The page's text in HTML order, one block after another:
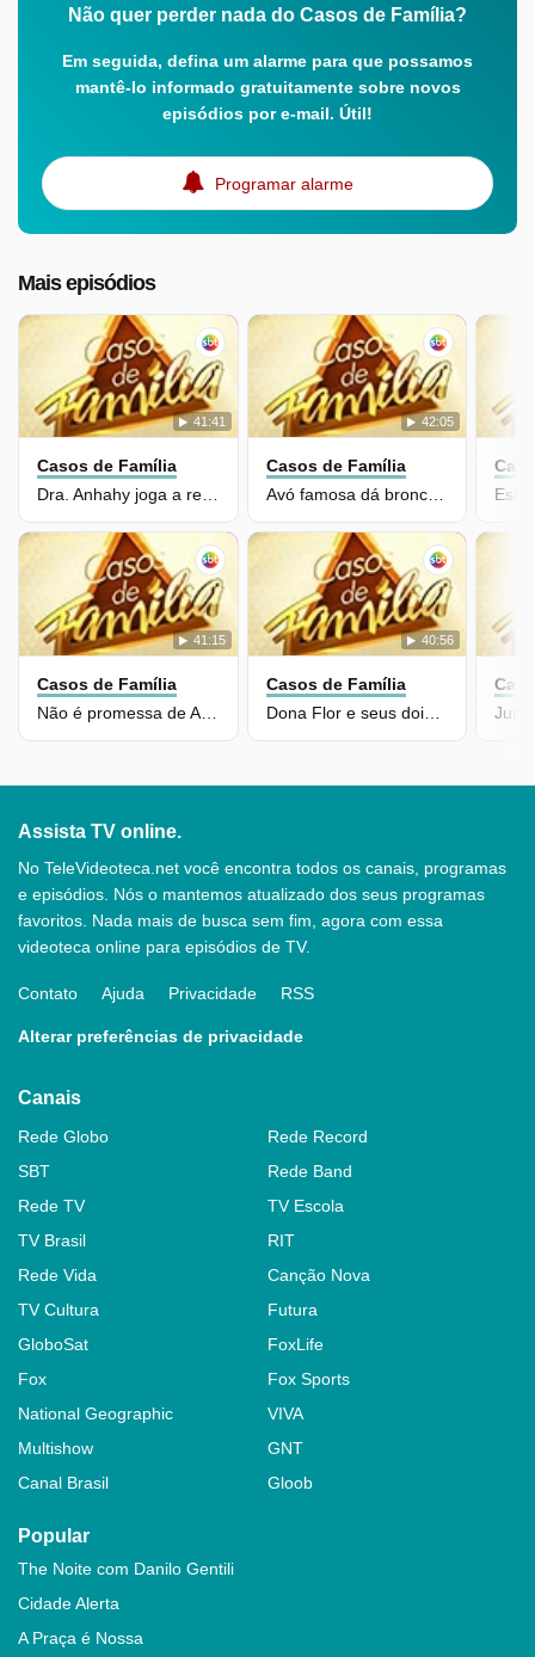
Não quer perder nada do Casos de Família?
Em seguida, defina um alarme para que possamos
mantê-lo informado gratuitamente sobre novos
episódios por e-mail. Útil!
Programar alarme
Mais episódios
41:41
Casos de Família
Dra. Anhahy joga a real para participantes: "Parece que a gente não vê"
42:05
Casos de Família
Avó famosa dá bronca "fofa" em participantes
41:15
Casos de Família
40:56
Casos de Família
Dona Flor e seus dois maridos, ou a plateia tá vendo demais?
Assista TV online.
No TeleVideoteca.net você encontra todos os canais, programas
e episódios. Nós o mantemos atualizado dos seus programas
favoritos. Nada mais de busca sem fim, agora com essa
videoteca online para episódios de TV.
Contato Ajuda Privacidade RSS
Alterar preferências de privacidade
Canais
Rede Globo
Rede Record
SBT
Rede Band
Rede TV
TV Escola
TV Brasil
RIT
Rede Vida
Canção Nova
TV Cultura
Futura
GloboSat
FoxLife
Fox
Fox Sports
National Geographic
VIVA
Multishow
GNT
Canal Brasil
Gloob
Popular
The Noite com Danilo Gentili
Cidade Alerta
A Praça é Nossa